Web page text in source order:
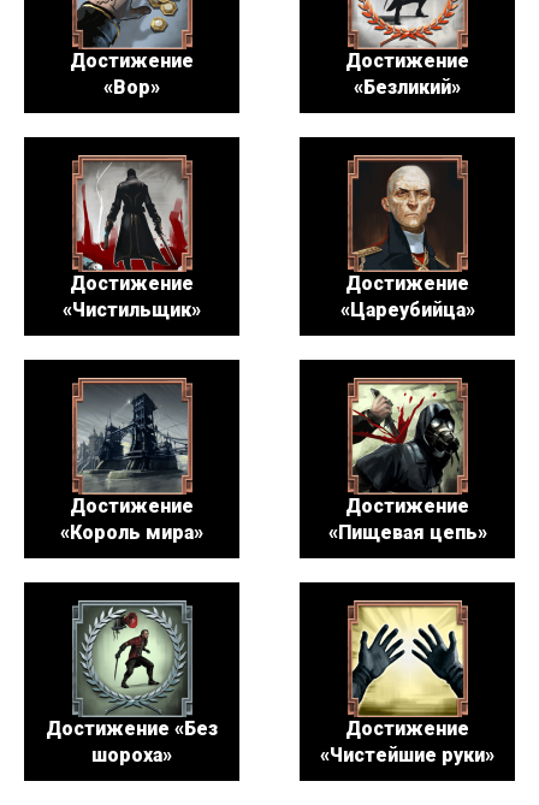
Достижение
«Вор»
Достижение
«Безликий»
Достижение
«Чистильщик»
Достижение
«Цареубийца»
Достижение
«Король мира»
Достижение
«Пищевая цепь»
Достижение «Без
шороха»
Достижение
«Чистейшие руки»